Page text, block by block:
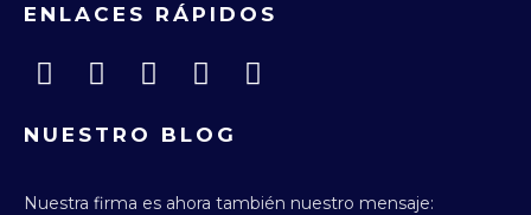
ENLACES RÁPIDOS
NUESTRO BLOG
Nuestra firma es ahora también nuestro mensaje: